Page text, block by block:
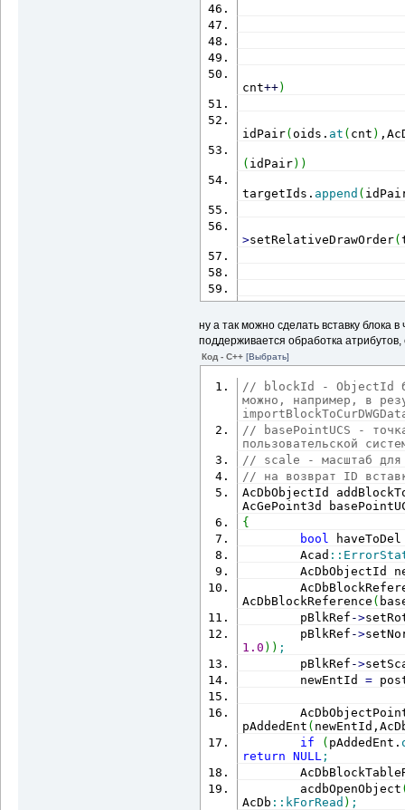
cnt++)
idPair(oids. at ( cnt )
( idPair) )
targetIds. append (
>setRelativeDrawOrder(
}
delete
return
}
ну а так можно сделать вставку
поддерживается обработка атрибутов,
Код - C++ [Выбрать]
// blockId - ObjectId
можно, например, в
// basePointUCS -
пользовательской
// scale - масштаб для
// на возврат ID
AcDbObjectId
AcGePoint3d
{
bool
Acad ::
AcDbObjectId
AcDbBlockReference (
pBlkRef ->
pBlkRef ->
1.0 ) ) ;
pBlkRef ->
newEntId =
pAddedEnt (
if
( pAddedEnt.
return
NULL ;
acdbOpenObject
AcDb :: kForRead ) ;